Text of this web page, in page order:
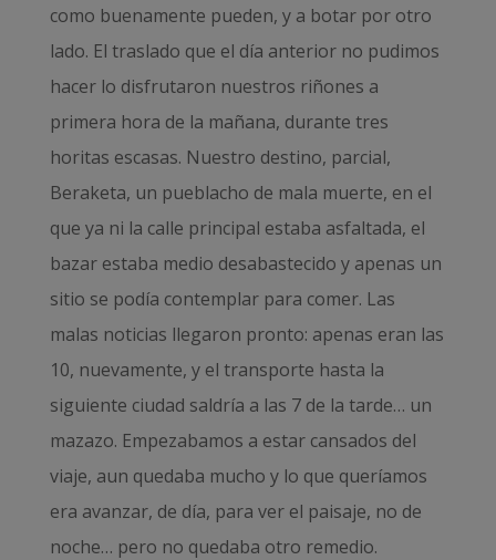
como buenamente pueden, y a botar por otro
lado. El traslado que el día anterior no pudimos
hacer lo disfrutaron nuestros riñones a
primera hora de la mañana, durante tres
horitas escasas. Nuestro destino, parcial,
Beraketa, un pueblacho de mala muerte, en el
que ya ni la calle principal estaba asfaltada, el
bazar estaba medio desabastecido y apenas un
sitio se podía contemplar para comer. Las
malas noticias llegaron pronto: apenas eran las
10, nuevamente, y el transporte hasta la
siguiente ciudad saldría a las 7 de la tarde… un
mazazo. Empezabamos a estar cansados del
viaje, aun quedaba mucho y lo que queríamos
era avanzar, de día, para ver el paisaje, no de
noche… pero no quedaba otro remedio.